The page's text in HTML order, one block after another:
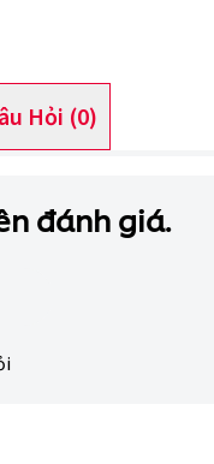
Hỏi (0)
đánh giá.